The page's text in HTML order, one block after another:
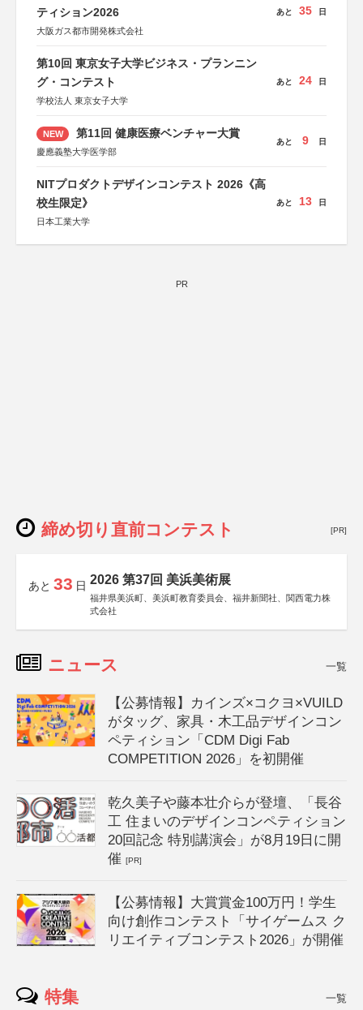
ティション2026
大阪ガス都市開発株式会社
あと 35 日
第10回 東京女子大学ビジネス・プランニン
グ・コンテスト
学校法人 東京女子大学
あと 24 日
NEW 第11回 健康医療ベンチャー大賞
慶應義塾大学医学部
あと 9 日
NITプロダクトデザインコンテスト 2026《高
校生限定》
日本工業大学
あと 13 日
PR
締め切り直前コンテスト [PR]
あと 33 日 2026 第37回 美浜美術展
福井県美浜町、美浜町教育委員会、福井新聞社、関西電力株
式会社
ニュース 一覧
【公募情報】カインズ×コクヨ×VUILD
がタッグ、家具・木工品デザインコン
ペティション「CDM Digi Fab
COMPETITION 2026」を初開催
乾久美子や藤本壮介らが登壇、「長谷
工 住まいのデザインコンペティション
20回記念 特別講演会」が8月19日に開
催[PR]
【公募情報】大賞賞金100万円！学生
向け創作コンテスト「サイゲームス ク
リエイティブコンテスト2026」が開催
特集 一覧